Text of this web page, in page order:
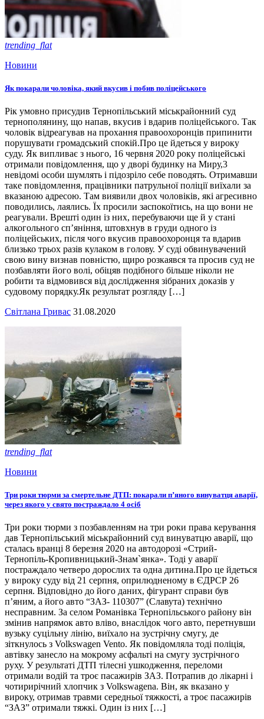
trending_flat
Новини
Як покарали чоловіка, який вкусив і побив поліцейського
Рік умовно присудив Тернопільський міськрайонний суд
тернополянину, що напав, вкусив і вдарив поліцейського. Так
чоловік відреагував на прохання правоохоронців припинити
порушувати громадський спокій.Про це йдеться у вироку
суду. Як випливає з нього, 16 червня 2020 року поліцейські
отримали повідомлення, що у дворі будинку на Миру,3
невідомі особи шумлять і підозріло себе поводять. Отримавши
таке повідомлення, працівники патрульної поліції виїхали за
вказаною адресою. Там виявили двох чоловіків, які агресивно
поводились, лаялись. Їх просили заспокоїтись, на що вони не
реагували. Врешті один із них, перебуваючи ще й у стані
алкогольного сп’яніння, штовхнув в груди одного із
поліцейських, після чого вкусив правоохоронця та вдарив
близько трьох разів кулаком в голову. У суді обвинувачений
свою вину визнав повністю, щиро розкаявся та просив суд не
позбавляти його волі, обіцяв подібного більше ніколи не
робити та відмовився від дослідження зібраних доказів у
судовому порядку.Як результат розгляду […]
Світлана Гривас 31.08.2020
trending_flat
Новини
Три роки тюрми за смертельне ДТП: покарали п’яного винуватця аварії,
через якого у свято постраждало 4 осіб
Три роки тюрми з позбавленням на три роки права керування
дав Тернопільський міськрайонний суд винуватцю аварії, що
сталась вранці 8 березня 2020 на автодорозі «Стрий-
Тернопіль-Кропивницький-Знам`янка». Тоді у аварії
постраждало четверо дорослих та одна дитина.Про це йдеться
у вироку суду від 21 серпня, оприлюдненому в ЄДРСР 26
серпня. Відповідно до його даних, фігурант справи був
п’яним, а його авто “ЗАЗ- 110307” (Славута) технічно
несправним. За селом Романівка Тернопільського району він
змінив напрямок авто вліво, внаслідок чого авто, перетнувши
вузьку суцільну лінію, виїхало на зустрічну смугу, де
зіткнулось з Volkswagen Vento. Як повідомляла тоді поліція,
автівку занесло на мокрому асфальті на смугу зустрічного
руху. У результаті ДТП тілесні ушкодження, переломи
отримали водій та троє пасажирів ЗАЗ. Потрапив до лікарні і
чотирирічний хлопчик з Volkswagenа. Він, як вказано у
вироку, отримав травми середньої тяжкості, а троє пасажирів
“ЗАЗ” отримали тяжкі. Один із них […]